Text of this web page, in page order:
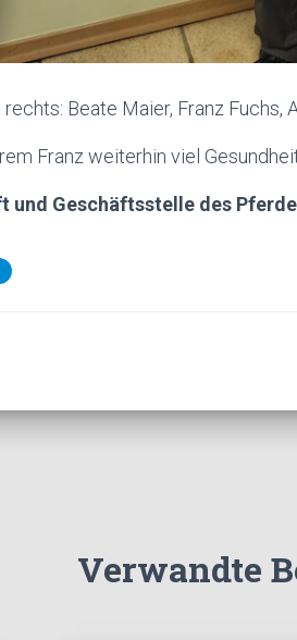
Beate Maier, Franz Fuchs,
Franz weiterhin viel
und Geschäftsstelle des
Verwandte